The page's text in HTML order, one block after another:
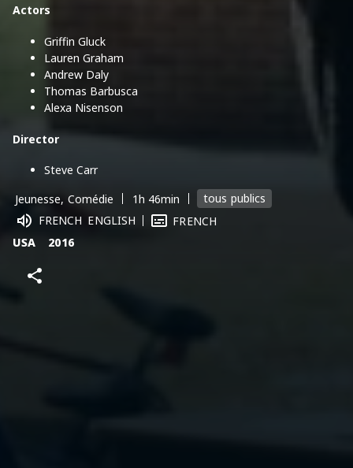
Actors
Griffin Gluck
Lauren Graham
Andrew Daly
Thomas Barbusca
Alexa Nisenson
Director
Steve Carr
Jeunesse, Comédie
1h 46min
tous publics
FRENCH ENGLISH
FRENCH
USA
2016